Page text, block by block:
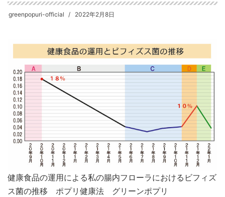
greenpopuri-official 2022年2月8日
健康食品の運用による私の腸内フローラにおけるビフィズ
ス菌の推移 ポプリ健康法 グリーンポプリ